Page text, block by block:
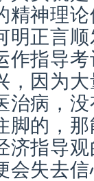
精神理
明正言
作指导
，因为
治病，
脚的，
济指导
会失去